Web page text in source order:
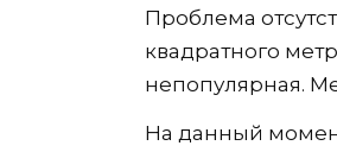
Проблема
квадратного
непопулярная.
На данный